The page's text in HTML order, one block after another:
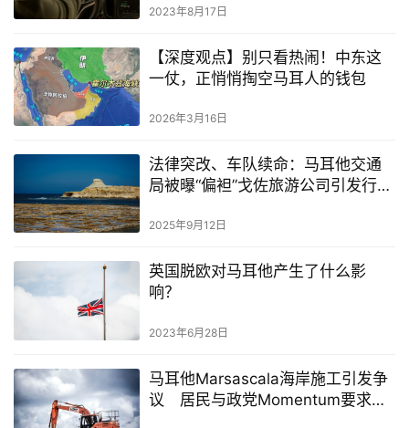
2023年8月17日
【深度观点】别只看热闹！中东这
一仗，正悄悄掏空马耳人的钱包
2026年3月16日
法律突改、车队续命：马耳他交通
局被曝“偏袒”戈佐旅游公司引发行业
2025年9月12日
英国脱欧对马耳他产生了什么影
响？
2023年6月28日
马耳他Marsascala海岸施工引发争
议 居民与政党Momentum要求立